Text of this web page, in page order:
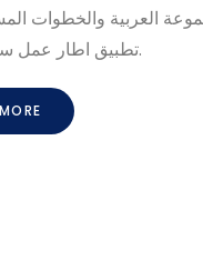
العربية والخطوات
تطبيق اطار عمل سنداي ٢٠٣٠.